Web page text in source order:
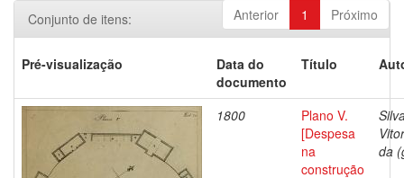
Anterior 1 Próximo
Conjunto de itens:
Pré-visualização
Data do
documento
Título
1800
Plano V.
[Despesa
na
construção
da